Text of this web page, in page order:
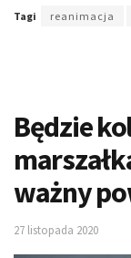
Tagi reanimacja
Będzie
ważny
27 listopada 2020